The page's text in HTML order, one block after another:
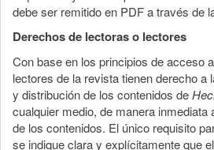
debe ser remitido en PDF a través de
Derechos de lectoras o lectores
Con base en los principios de acceso
lectores de la revista tienen derecho a
y distribución de los contenidos de
cualquier medio, de manera inmediata
de los contenidos. El único requisito
se indique clara y explícitamente que